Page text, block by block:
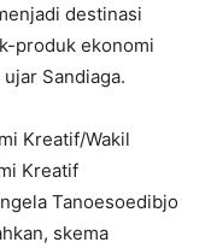
destinasi
produk ekonomi
Sandiaga.
Kreatif/Wakil
Kreatif
Tanoesoedibjo
skema